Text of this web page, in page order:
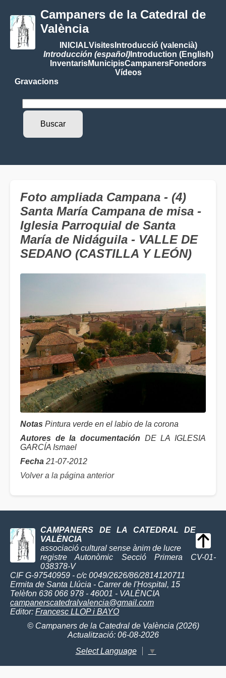
Campaners de la Catedral de
València
INICIALVisitesIntroducció (valencià)
Introducción (español)Introduction (English)
InventarisMunicipisCampanersFonedors
Vídeos
Gravacions
Foto ampliada Campana - (4)
Santa María Campana de misa -
Iglesia Parroquial de Santa
María de Nidáguila - VALLE DE
SEDANO (CASTILLA Y LEÓN)
Notas Pintura verde en el labio de la corona
Autores de la documentación DE LA IGLESIA
GARCÍA Ismael
Fecha 21-07-2012
Volver a la página anterior
CAMPANERS DE LA CATEDRAL DE
VALÈNCIA
associació cultural sense ànim de lucre
registre Autonòmic Secció Primera CV-01-
038378-V
CIF G-97540959 - c/c 0049/2626/86/2814120711
Ermita de Santa Llúcia - Carrer de l'Hospital, 15
Telèfon 636 066 978 - 46001 - VALÈNCIA
campanerscatedralvalencia@gmail.com
Editor: Francesc LLOP i BAYO
© Campaners de la Catedral de València (2026)
Actualització: 06-08-2026
Select Language
▼